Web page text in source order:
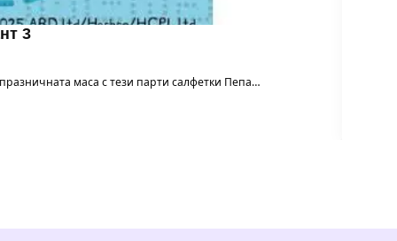
3
маса с тези парти салфетки Пепа…